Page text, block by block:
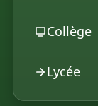
Collège
Lycée